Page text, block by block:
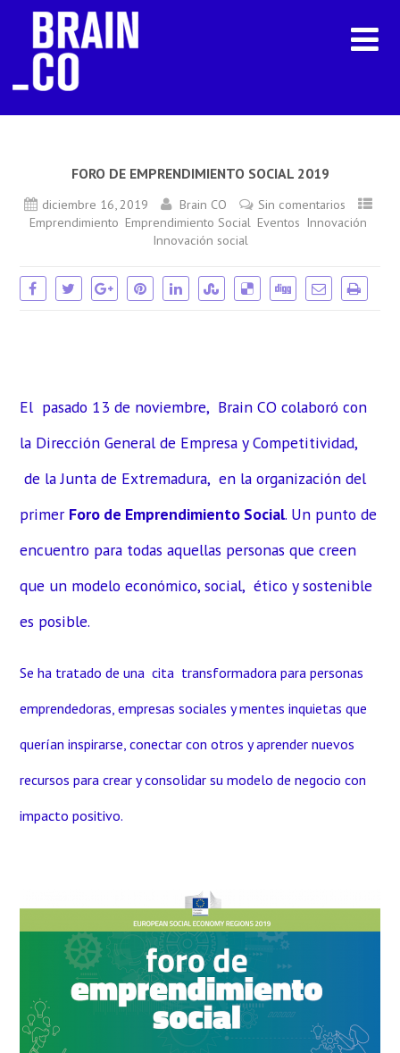
FORO DE EMPRENDIMIENTO SOCIAL 2019
diciembre 16, 2019 Brain CO
Sin comentarios
Emprendimiento Emprendimiento Social Eventos Innovación
Innovación social
El pasado 13 de noviembre, Brain CO colaboró con
la Dirección General de Empresa y Competitividad,
de la Junta de Extremadura, en la organización del
primer Foro de Emprendimiento Social. Un punto de
encuentro para todas aquellas personas que creen
que un modelo económico, social, ético y sostenible
es posible.
Se ha tratado de una cita transformadora para personas
emprendedoras, empresas sociales y mentes inquietas que
querían inspirarse, conectar con otros y aprender nuevos
recursos para crear y consolidar su modelo de negocio con
impacto positivo.